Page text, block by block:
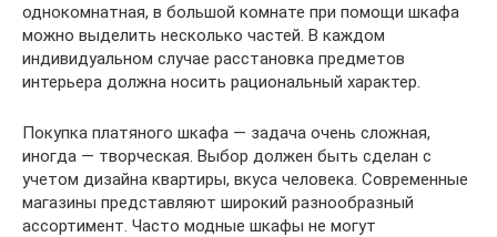
однокомнатная, в большой комнате при помощи шкафа
можно выделить несколько частей. В каждом
индивидуальном случае расстановка предметов
интерьера должна носить рациональный характер.
Покупка платяного шкафа — задача очень сложная,
иногда — творческая. Выбор должен быть сделан с
учетом дизайна квартиры, вкуса человека. Современные
магазины представляют широкий разнообразный
ассортимент. Часто модные шкафы не могут